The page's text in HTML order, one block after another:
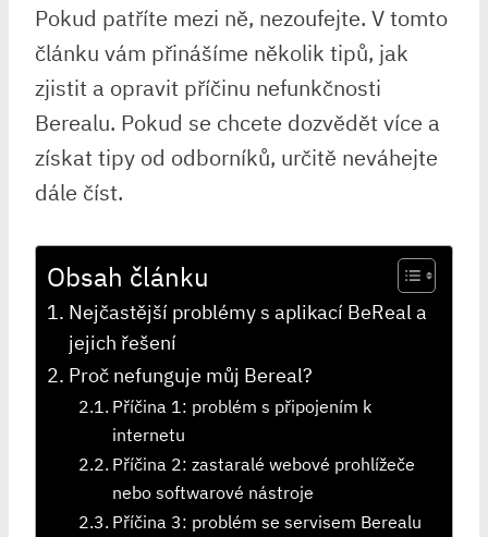
Pokud patříte mezi ně, nezoufejte. V tomto
článku vám přinášíme několik tipů, jak
zjistit a opravit příčinu nefunkčnosti
Berealu. Pokud se chcete dozvědět více a
získat tipy od odborníků, určitě neváhejte
dále číst.
Obsah článku
Nejčastější problémy s aplikací BeReal a
jejich řešení
Proč nefunguje můj Bereal?
Příčina 1: problém s připojením k
internetu
Příčina 2: zastaralé webové prohlížeče
nebo softwarové nástroje
Příčina 3: problém se servisem Berealu